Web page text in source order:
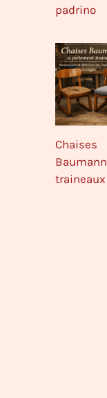
padrino
Chaises
Baumann
traineaux